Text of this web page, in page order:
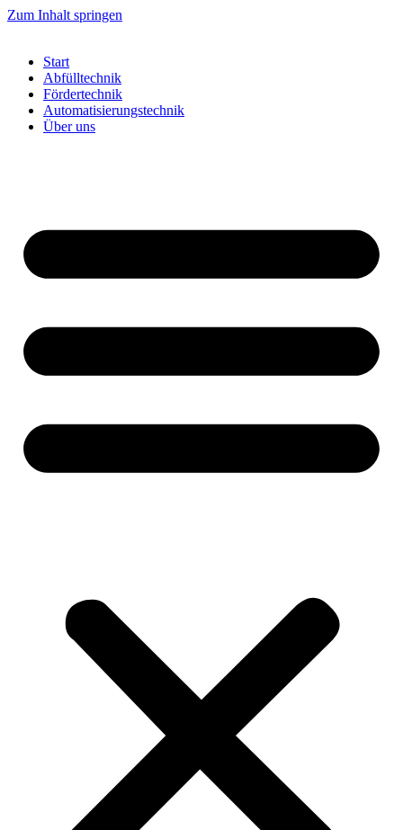
Zum Inhalt springen
Start
Abfülltechnik
Fördertechnik
Automatisierungstechnik
Über uns